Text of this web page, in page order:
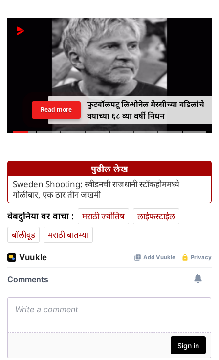
फुटबॉलपटू लिओनेल मेस्सीच्या वडिलांचे
वयाच्या ६८ व्या वर्षी निधन
Read more
पुढील लेख
Sweden Shooting: स्वीडनची राजधानी स्टॉकहोममध्ये
गोळीबार, एक ठार तीन जखमी
वेबदुनिया वर वाचा : मराठी ज्योतिष
लाईफस्टाईल
बॉलीवूड
मराठी बातम्या